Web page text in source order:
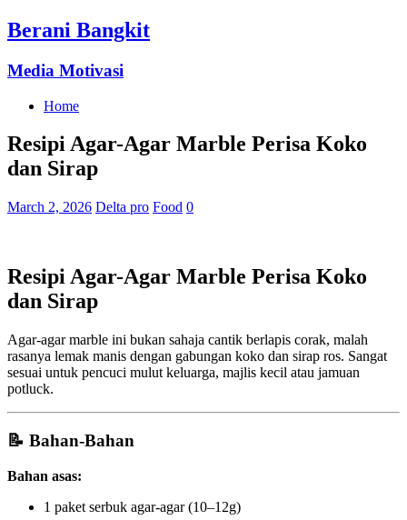
Berani Bangkit
Media Motivasi
Home
Resipi Agar-Agar Marble Perisa Koko
dan Sirap
March 2, 2026 Delta pro Food 0
Resipi Agar-Agar Marble Perisa Koko
dan Sirap
Agar-agar marble ini bukan sahaja cantik berlapis corak, malah
rasanya lemak manis dengan gabungan koko dan sirap ros. Sangat
sesuai untuk pencuci mulut keluarga, majlis kecil atau jamuan
potluck.
📝 Bahan-Bahan
Bahan asas:
1 paket serbuk agar-agar (10–12g)